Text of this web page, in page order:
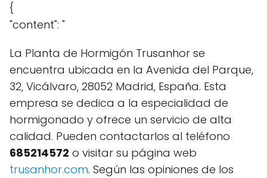
{
"content": "
La Planta de Hormigón Trusanhor se
encuentra ubicada en la Avenida del Parque,
32, Vicálvaro, 28052 Madrid, España. Esta
empresa se dedica a la especialidad de
hormigonado y ofrece un servicio de alta
calidad. Pueden contactarlos al teléfono
685214572 o visitar su página web
trusanhor.com. Según las opiniones de los